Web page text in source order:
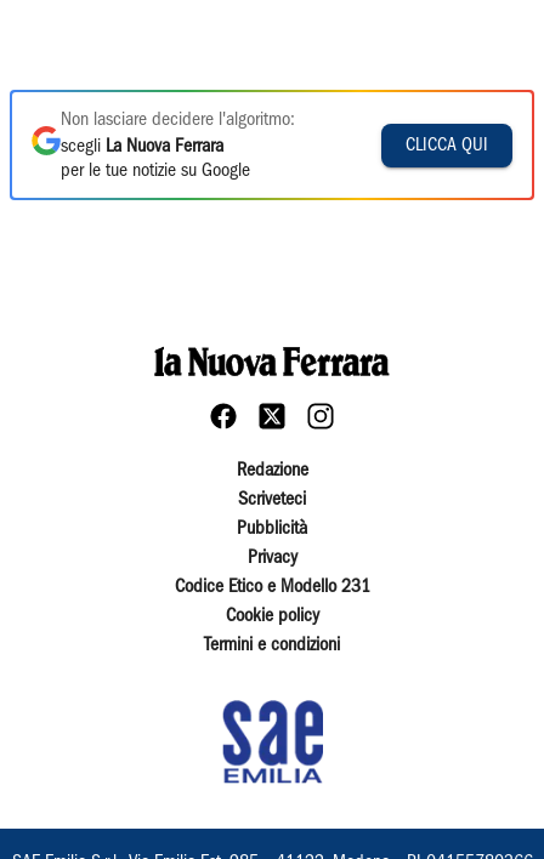
Non lasciare decidere l'algoritmo:
scegli La Nuova Ferrara
per le tue notizie su Google
CLICCA QUI
Redazione
Scriveteci
Pubblicità
Privacy
Codice Etico e Modello 231
Cookie policy
Termini e condizioni